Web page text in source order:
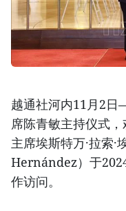
越通社河内11月2
席陈青敏主持仪式
主席埃斯特万·拉索
Hernández）于
作访问。